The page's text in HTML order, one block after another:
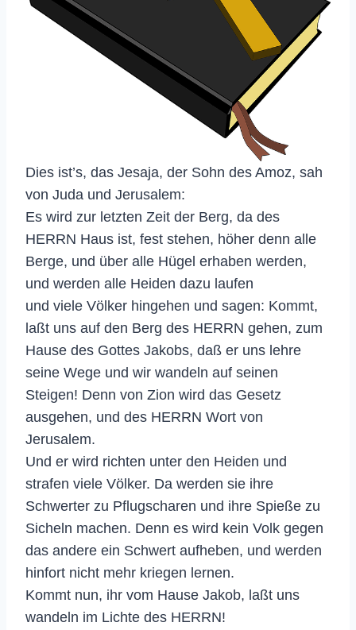
Dies ist’s, das Jesaja, der Sohn des Amoz, sah
von Juda und Jerusalem:
Es wird zur letzten Zeit der Berg, da des
HERRN Haus ist, fest stehen, höher denn alle
Berge, und über alle Hügel erhaben werden,
und werden alle Heiden dazu laufen
und viele Völker hingehen und sagen: Kommt,
laßt uns auf den Berg des HERRN gehen, zum
Hause des Gottes Jakobs, daß er uns lehre
seine Wege und wir wandeln auf seinen
Steigen! Denn von Zion wird das Gesetz
ausgehen, und des HERRN Wort von
Jerusalem.
Und er wird richten unter den Heiden und
strafen viele Völker. Da werden sie ihre
Schwerter zu Pflugscharen und ihre Spieße zu
Sicheln machen. Denn es wird kein Volk gegen
das andere ein Schwert aufheben, und werden
hinfort nicht mehr kriegen lernen.
Kommt nun, ihr vom Hause Jakob, laßt uns
wandeln im Lichte des HERRN!